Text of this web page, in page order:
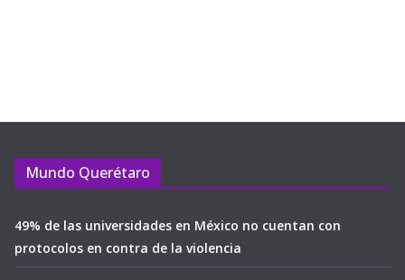
Mundo Querétaro
49% de las universidades en México no cuentan con
protocolos en contra de la violencia